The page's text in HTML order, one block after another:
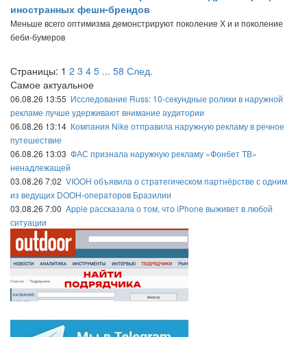
иностранных фешн-брендов
Меньше всего оптимизма демонстрируют поколение Х и и поколение
беби-бумеров
Страницы: 1 2 3 4 5 ... 58 След.
Самое актуальное
06.08.26 13:55 Исследование Russ: 10-секундные ролики в наружной
рекламе лучше удерживают внимание аудитории
06.08.26 13:14 Компания Nike отправила наружную рекламу в речное
путешествие
06.08.26 13:03 ФАС признала наружную рекламу «Фонбет ТВ»
ненадлежащей
03.08.26 7:02 VIOOH объявила о стратегическом партнёрстве с одним
из ведущих DOOH-операторов Бразилии
03.08.26 7:00 Apple рассказала о том, что iPhone выживет в любой
ситуации